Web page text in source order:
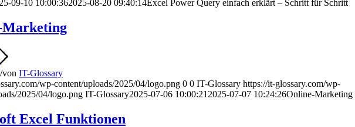
09-10 10:00:362025-08-20 09:40:14Excel Power Query einfach erklärt – Schritt für Schritt
/von IT-Glossary
wp-content/uploads/2025/04/logo.png 0 0 IT-Glossary https://it-glossary.com/wp-
2025/04/logo.png IT-Glossary2025-07-06 10:00:21 2025-07-07 10:24:26Online-Marketing
Excel Funktionen